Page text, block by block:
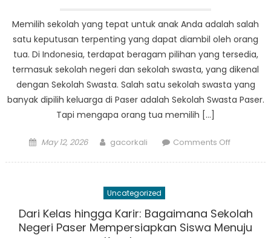
Memilih sekolah yang tepat untuk anak Anda adalah salah
satu keputusan terpenting yang dapat diambil oleh orang
tua. Di Indonesia, terdapat beragam pilihan yang tersedia,
termasuk sekolah negeri dan sekolah swasta, yang dikenal
dengan Sekolah Swasta. Salah satu sekolah swasta yang
banyak dipilih keluarga di Paser adalah Sekolah Swasta Paser.
Tapi mengapa orang tua memilih […]
Posted
May 12, 2026 Author
gacorkali Comments Offon
Keluarga
Memilih
Uncategorized
Dari Kelas hingga Karir: Bagaimana Sekolah
Negeri Paser Mempersiapkan Siswa Menuju